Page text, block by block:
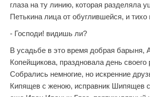
глаза на ту линию, которая разделяла
Петькина лица от обуглившейся, и тихо
- Господи! видишь ли?
В усадьбе в это время добрая барыня,
Копейщикова, праздновала день своего
Собрались немногие, но искренние
Кипящев с женою, исправник Шипящев